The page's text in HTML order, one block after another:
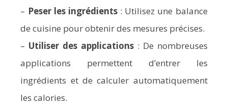
– Peser les ingrédients: Utilisez une balance
de cuisine pour obtenir des mesures précises.
– Utiliser des applications : De nombreuses
applications permettent d’entrer les
ingrédients et de calculer automatiquement
les calories.